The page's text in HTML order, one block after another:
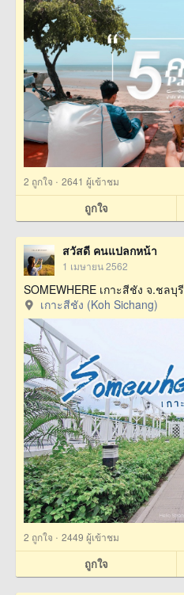
2 ถูกใจ · 2641 ผู้เข้าชม
ถูกใจ
สวัสดี คนแปลกหน้า
1 เมษายน 2562
SOMEWHERE เกาะสีชัง จ.ชลบุรี
เกาะสีชัง (Koh Sichang)
2 ถูกใจ · 2449 ผู้เข้าชม
ถูกใจ